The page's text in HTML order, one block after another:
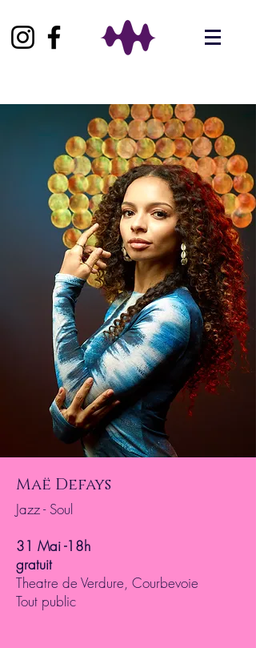
Maë Defays
Jazz - Soul
31 Mai -18h
gratuit
Theatre de Verdure, Courbevoie
Tout public